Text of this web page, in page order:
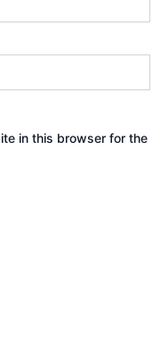
in this browser for the